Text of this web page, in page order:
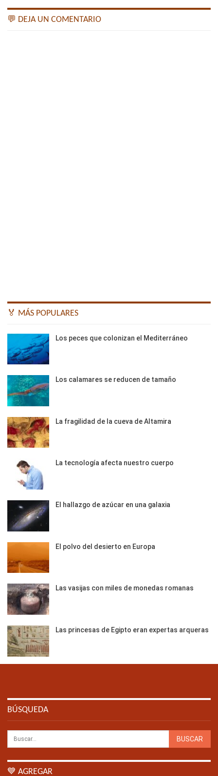
💬 DEJA UN COMENTARIO
🏅 MÁS POPULARES
Los peces que colonizan el Mediterráneo
Los calamares se reducen de tamaño
La fragilidad de la cueva de Altamira
La tecnología afecta nuestro cuerpo
El hallazgo de azúcar en una galaxia
El polvo del desierto en Europa
Las vasijas con miles de monedas romanas
Las princesas de Egipto eran expertas arqueras
BÚSQUEDA
💙 AGREGAR